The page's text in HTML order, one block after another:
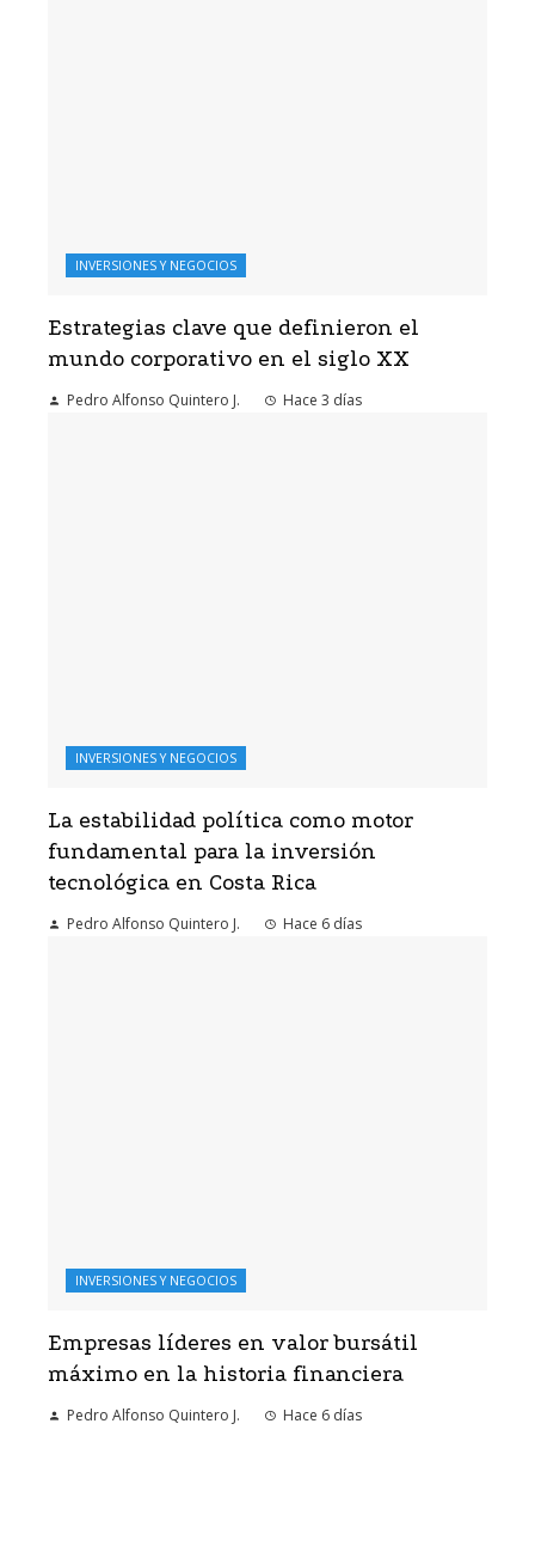
INVERSIONES Y NEGOCIOS
Estrategias clave que definieron el
mundo corporativo en el siglo XX
Pedro Alfonso Quintero J. Hace 3 días
INVERSIONES Y NEGOCIOS
La estabilidad política como motor
fundamental para la inversión
tecnológica en Costa Rica
Pedro Alfonso Quintero J. Hace 6 días
INVERSIONES Y NEGOCIOS
Empresas líderes en valor bursátil
máximo en la historia financiera
Pedro Alfonso Quintero J. Hace 6 días